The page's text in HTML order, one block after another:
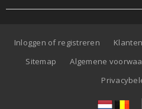
Inloggen of registreren
Sitemap
Algemene